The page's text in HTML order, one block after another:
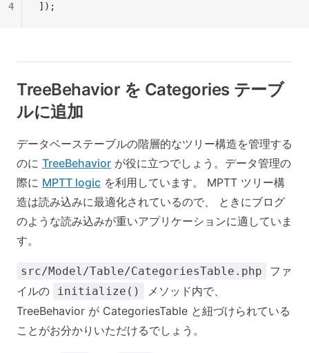
]);
4
TreeBehavior を Categories テーブ
ルに追加
データベーステーブルの階層的なツリー構造を管理する
のに TreeBehavior が役に立つでしょう。データ管理の
際に MPTT logic を利用しています。 MPTT ツリー構
造は読み込みに最適化されているので、 ときにブログ
のような読み込みが重いアプリケーションに適していま
す。
src/Model/Table/CategoriesTable.php
ファ
イルの
initialize()
メソッド内で、
TreeBehavior が CategoriesTable と紐づけられている
ことがお分かりいただけるでしょう。